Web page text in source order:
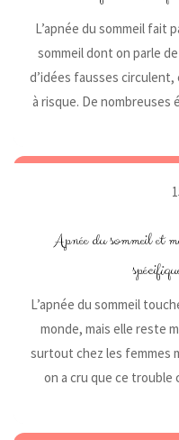
L’apnée du sommeil fait
sommeil dont on parle
d’idées fausses
à risque. De nombreuses
Apnée du sommeil et
L’apnée du sommeil
monde, mais elle reste
surtout chez les femmes
on a cru que ce trouble